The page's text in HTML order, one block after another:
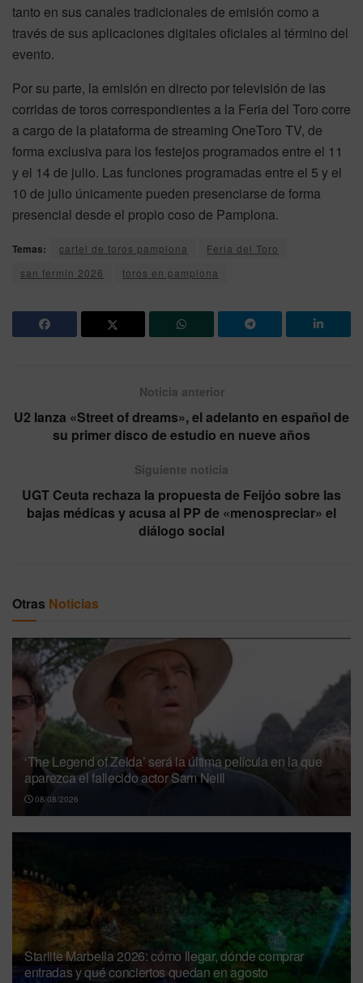
tanto en sus canales tradicionales de emisión como a
través de sus aplicaciones digitales oficiales al término del
evento.
Por su parte, la emisión en directo por televisión de las
corridas de toros correspondientes a la Feria del Toro corre
a cargo de la plataforma de streaming OneToro TV, de
forma exclusiva para los festejos programados entre el 11
y el 14 de julio. Las funciones programadas entre el 5 y el
10 de julio únicamente pueden presenciarse de forma
presencial desde el propio coso de Pamplona.
Temas: cartel de toros pamplona
Feria del Toro
san fermin 2026
toros en pamplona
Noticia anterior
U2 lanza «Street of dreams», el adelanto en español de
su primer disco de estudio en nueve años
Siguiente noticia
UGT Ceuta rechaza la propuesta de Feijóo sobre las
bajas médicas y acusa al PP de «menospreciar» el
diálogo social
Otras Noticias
‘The Legend of Zelda’ será la última película en la que
aparezca el fallecido actor Sam Neill
08/08/2026
Starlite Marbella 2026: cómo llegar, dónde comprar
entradas y qué conciertos quedan en agosto